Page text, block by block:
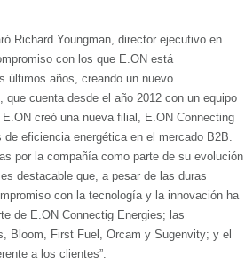
Richard Youngman, director ejecutivo en
con los que E.ON está
últimos años, creando un nuevo
cuenta desde el año 2012 con un equipo
creó una nueva filial, E.ON Connecting
eficiencia energética en el mercado B2B.
por la compañía como parte de su evolución
destacable que, a pesar de las duras
con la tecnología y la innovación ha
de E.ON Connectig Energies; las
Bloom, First Fuel, Orcam y Sugenvity; y el
a los clientes”.